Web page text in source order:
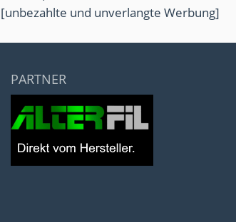
[unbezahlte und unverlangte Werbung]
PARTNER